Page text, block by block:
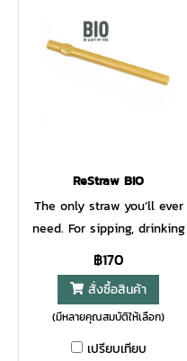
ReStraw BIO
The only straw you’ll ever
need. For sipping, drinking
and stirring again, again and
again.
฿170
สั่งซื้อสินค้า
(มีหลายคุณสมบัติให้เลือก)
เปรียบเทียบ